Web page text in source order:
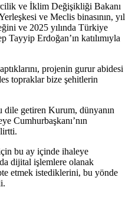
ve İklim Değişikliği Bakanı
ve Meclis binasının, yıl
ve 2025 yılında Türkiye
Tayyip Erdoğan’ın katılımıyla
projenin gurur abidesi
topraklar bize şehitlerin
dile getiren Kurum, dünyanın
Cumhurbaşkanı’nın
bu ay içinde ihaleye
dijital işlemlere olanak
etmek istediklerini, bu yönde